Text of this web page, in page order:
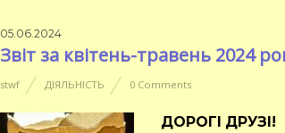
05.06.2024
Звіт за квітень-травень 2024
stwf ДІЯЛЬНІСТЬ 0 Comments
ДОРОГІ ДРУЗІ!